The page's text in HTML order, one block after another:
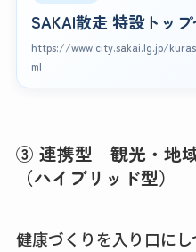
SAKAI散走 特設トッ
https://www.city.sakai.lg.jp/
ml
③ 連携型 観光・地域
（ハイブリッド型）
健康づくりを入り口に